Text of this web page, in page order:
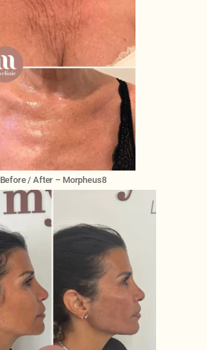
Before / After – Morpheus8